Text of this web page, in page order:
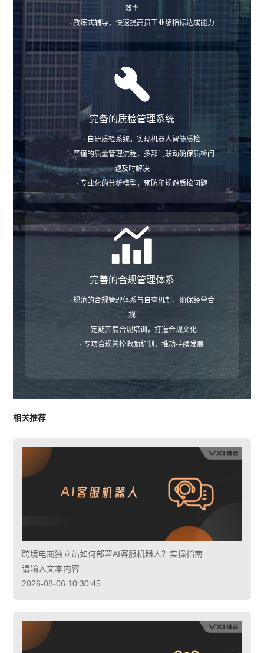
效率
· 教练式辅导，快速提高员工业绩指标达成能力
完备的质检管理系统
· 自研质检系统，实现机器人智能质检
· 严谨的质量管理流程，多部门联动确保质检问
题及时解决
· 专业化的分析模型，预防和规避质检问题
完善的合规管理体系
· 规范的合规管理体系与自查机制，确保经营合
规
· 定期开展合规培训，打造合规文化
· 专项合规管控激励机制，推动持续发展
相关推荐
跨境电商独立站如何部署AI客服机器人？实操指南
请输入文本内容
2026-08-06 10:30:45